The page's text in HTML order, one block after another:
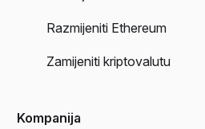
Razmijeniti Ethereum
Zamijeniti kriptovalutu
Kompanija